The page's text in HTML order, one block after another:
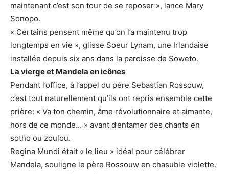
maintenant c’est son tour de se reposer », lance Mary
Sonopo.
« Certains pensent même qu’on l’a maintenu trop
longtemps en vie », glisse Soeur Lynam, une Irlandaise
installée depuis six ans dans la paroisse de Soweto.
La vierge et Mandela en icônes
Pendant l’office, à l’appel du père Sebastian Rossouw,
c’est tout naturellement qu’ils ont repris ensemble cette
prière: « Va ton chemin, âme révolutionnaire et aimante,
hors de ce monde… » avant d’entamer des chants en
sotho ou zoulou.
Regina Mundi était « le lieu » idéal pour célébrer
Mandela, souligne le père Rossouw en chasuble violette.